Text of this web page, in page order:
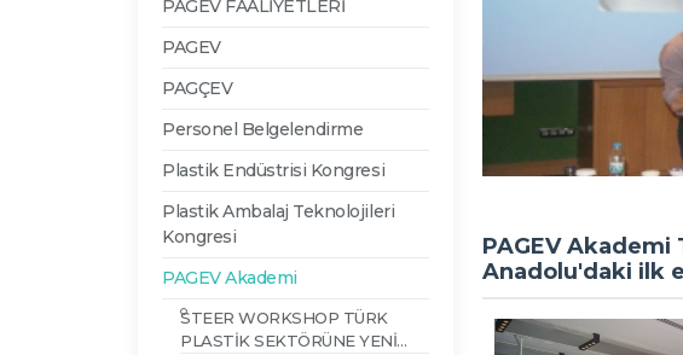
PAGEV FAALİYETLERİ
PAGEV
PAGÇEV
Personel Belgelendirme
Plastik Endüstrisi Kongresi
Plastik Ambalaj Teknolojileri
Kongresi
PAGEV Akademi
STEER WORKSHOP TÜRK
PLASTİK SEKTÖRÜNE YENİ
PAGEV Akademi
Anadolu'daki ilk